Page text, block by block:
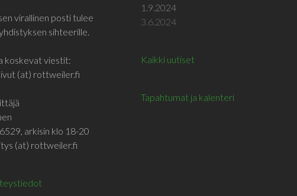
virallinen posti tulee
sihteerille.
koskevat viestit:
(at) rottweiler.fi
arkisin klo 18-20
(at) rottweiler.fi
1.9.2024
3.6.2024
Kaikki uutiset
Tapahtumat ja kalenteri